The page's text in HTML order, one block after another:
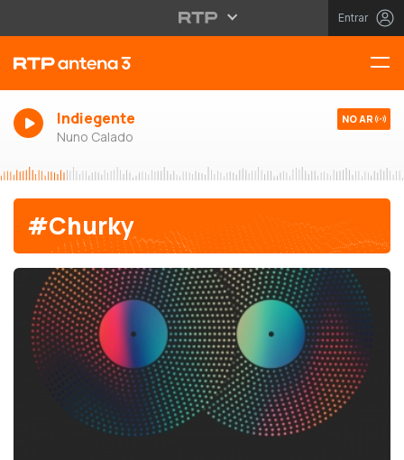
Entrar
Indiegente
Nuno Calado
NO AR
#Churky